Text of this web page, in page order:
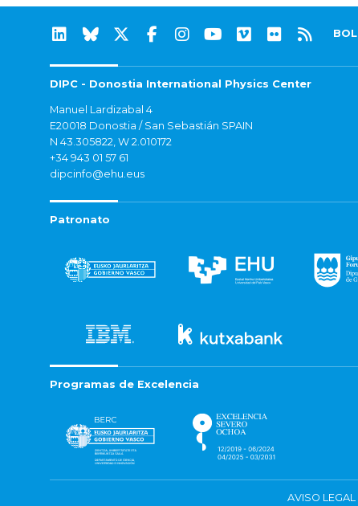
DIPC - Donostia International Physics Center
Manuel Lardizabal 4
E20018 Donostia / San Sebastián SPAIN
N 43.305822, W 2.010172
+34 943 01 57 61
dipcinfo@ehu.eus
Patronato
Programas de Excelencia
AVISO LEGAL